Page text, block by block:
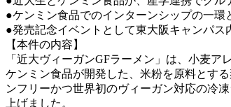
●ケンミン食品でのインターンシップの一環
●発売記念イベントとして東大阪キャンパ
【本件の内容】
「近大ヴィーガンGFラーメン」は、小麦
ケンミン食品が開発した、米粉を原料とす
ンフリーかつ世界初のヴィーガン対応の冷
上げました。